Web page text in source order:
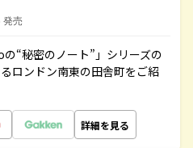
発売
“秘密のノート”」シリーズの
ロンドン南東の田舎町をご紹
詳細を見る